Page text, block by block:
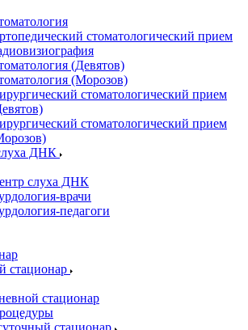
стоматологический прием
(Девятов)
(Морозов)
стоматологический прием
стоматологический прием
ДНК
слуха ДНК
врачи
педагоги
стационар
стационар
стационар